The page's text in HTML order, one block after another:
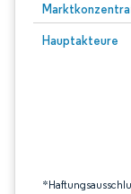
Hauptakteure
Bild © Mordor